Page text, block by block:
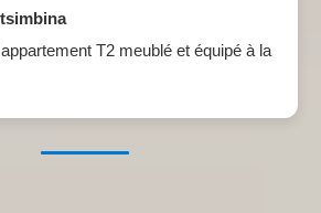
T2 meublé et équipé à la